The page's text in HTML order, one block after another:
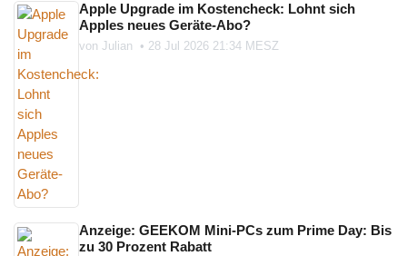
Apple Upgrade im Kostencheck: Lohnt sich
Apples neues Geräte-Abo?
von Julian • 28 Jul 2026 21:34 MESZ
Anzeige: GEEKOM Mini-PCs zum Prime Day: Bis
zu 30 Prozent Rabatt